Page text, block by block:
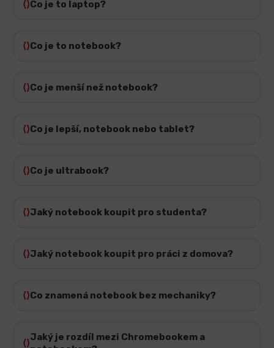
Co je to laptop?
Co je to notebook?
Co je menší než notebook?
Co je lepší, notebook nebo tablet?
Co je ultrabook?
Jaký notebook koupit pro studenta?
Jaký notebook koupit pro práci z domova?
Co znamená notebook bez mechaniky?
Jaký je rozdíl mezi Chromebookem a